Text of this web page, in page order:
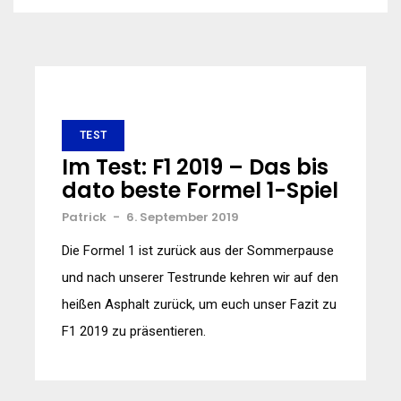
TEST
Im Test: F1 2019 – Das bis
dato beste Formel 1-Spiel
Patrick - 6. September 2019
Die Formel 1 ist zurück aus der Sommerpause
und nach unserer Testrunde kehren wir auf den
heißen Asphalt zurück, um euch unser Fazit zu
F1 2019 zu präsentieren.